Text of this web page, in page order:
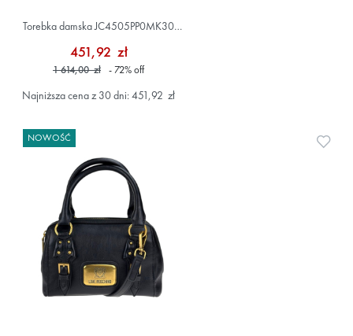
Torebka damska JC4505PP0MK30
451,92 zł
1 614,00 zł - 72%off
Najniższa cena z 30 dni: 451,92 zł
NOWOŚĆ